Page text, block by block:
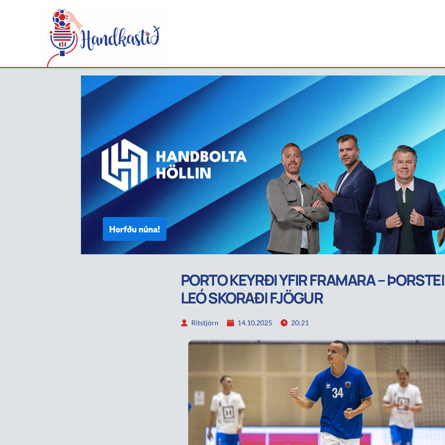
PORTO KEYRÐI YFIR FRAMARA –
LEÓ SKORAÐI FJÖGUR
Ritstjórn 14.10.2025 20:21